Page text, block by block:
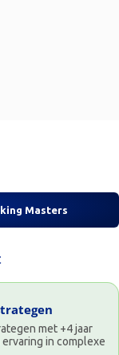
Masters
met +4 jaar
ervaring in complexe